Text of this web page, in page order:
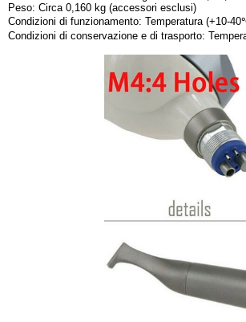
Peso: Circa 0,160 kg (accessori esclusi)
Condizioni di funzionamento: Temperatura (+10-
Condizioni di conservazione e di trasporto: